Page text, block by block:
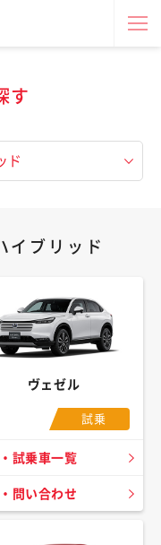
す
イブリッド
ヴェゼル
試乗
試乗車一覧
問い合わせ